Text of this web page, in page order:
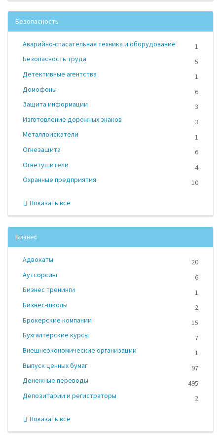
Безопасность
Аварийно-спасательная техника и оборудование
1
Безопасность труда
5
Детективные агентства
1
Домофоны
6
Защита информации
3
Изготовление дорожных знаков
3
Металлоискатели
1
Огнезащита
6
Огнетушители
4
Охранные предприятия
10
Показать все
Бизнес
Адвокаты
20
Аутсорсинг
6
Бизнес тренинги
1
Бизнес-школы
2
Брокерские компании
15
Бухгалтерские курсы
7
Внешнеэкономические организации
1
Выпуск ценных бумаг
97
Денежные переводы
495
Депозитарии и регистраторы
2
Показать все